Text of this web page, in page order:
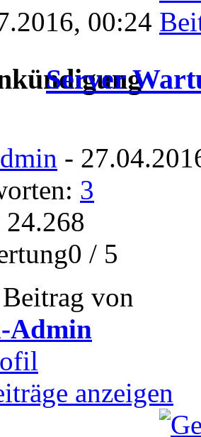
00:24
Server
-
3
/ 5
von
Admin
anzeigen